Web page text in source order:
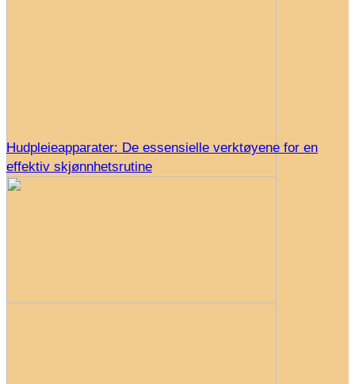
Hudpleieapparater: De essensielle verktøyene for en
effektiv skjønnhetsrutine